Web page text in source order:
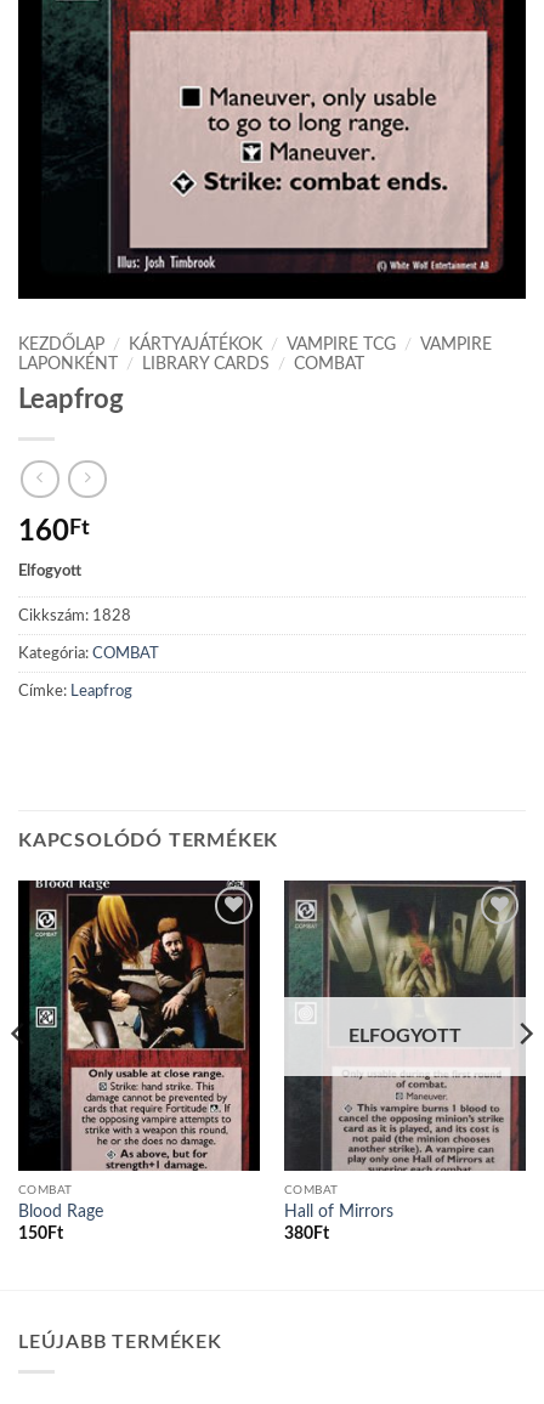
KEZDŐLAP / KÁRTYAJÁTÉKOK / VAMPIRE TCG /
VAMPIRE
LAPONKÉNT
/ LIBRARY CARDS / COMBAT
Leapfrog
160Ft
Elfogyott
Cikkszám: 1828
Kategória: COMBAT
Címke: Leapfrog
KAPCSOLÓDÓ TERMÉKEK
Add to
wishlist
COMBAT
Blood Rage
150Ft
Add to
wishlist
ELFOGYOTT
COMBAT
Hall of Mirrors
380Ft
LEÚJABB TERMÉKEK